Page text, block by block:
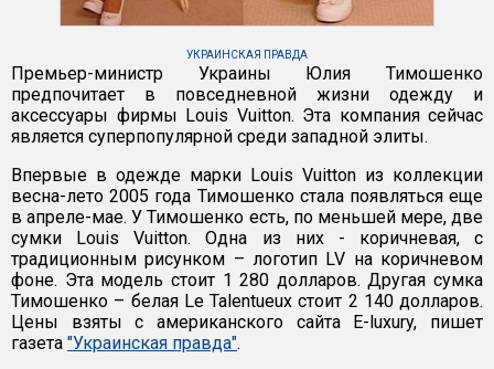
УКРАИНСКАЯ ПРАВДА
Премьер-министр Украины Юлия Тимошенко
предпочитает в повседневной жизни одежду и
аксессуары фирмы Louis Vuitton. Эта компания сейчас
является суперпопулярной среди западной элиты.
Впервые в одежде марки Louis Vuitton из коллекции
весна-лето 2005 года Тимошенко стала появляться еще
в апреле-мае. У Тимошенко есть, по меньшей мере, две
сумки Louis Vuitton. Одна из них - коричневая, с
традиционным рисунком – логотип LV на коричневом
фоне. Эта модель стоит 1 280 долларов. Другая сумка
Тимошенко – белая Le Talentueux стоит 2 140 долларов.
Цены взяты с американского сайта E-luxury, пишет
газета "Украинская правда".